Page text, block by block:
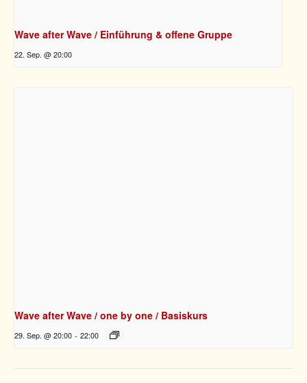
Wave after Wave / Einführung & offene Gruppe
22. Sep. @ 20:00
Wave after Wave / one by one / Basiskurs
29. Sep. @ 20:00 - 22:00